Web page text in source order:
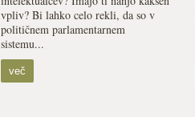
vpliv? Bi lahko celo rekli, da so v
političnem parlamentarnem
sistemu...
več